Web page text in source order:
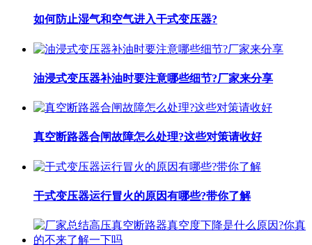
如何防止湿气和空气进入干式变压器?
油浸式变压器补油时要注意哪些细节?厂家来分享
真空断路器合闸故障怎么处理?这些对策请收好
干式变压器运行冒火的原因有哪些?带你了解